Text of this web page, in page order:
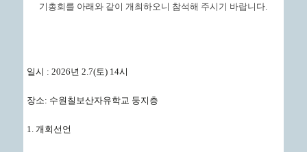
기총회를 아래와 같이 개최하오니 참석해 주시기 바랍니다.
일시 : 2026년 2.7(토) 14시
장소: 수원칠보산자유학교 둥지층
1. 개회선언